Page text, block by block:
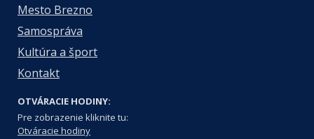
Mesto Brezno
Samospráva
Kultúra a šport
Kontakt
OTVÁRACIE HODINY:
Pre zobrazenie kliknite tu:
Otváracie hodiny